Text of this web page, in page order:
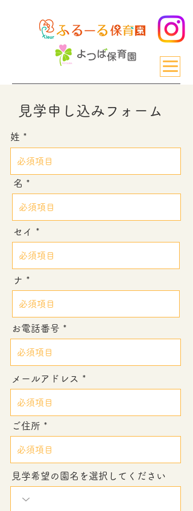
見学申し込みフォーム
姓
名
セイ
ナ
お電話番号
メールアドレス
ご住所
見学希望の園名を選択してください